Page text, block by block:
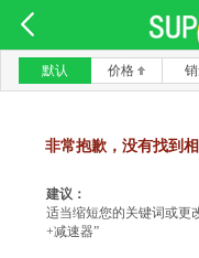
默认 价格
非常抱歉，没有找到
建议：
适当缩短您的关键词或更
+减速器”